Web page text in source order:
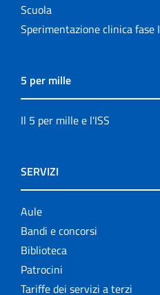
Scuola
Sperimentazione clinica fase I
5 per mille
Il 5 per mille e l'ISS
SERVIZI
Aule
Bandi e concorsi
Biblioteca
Patrocini
Tariffe dei servizi a terzi